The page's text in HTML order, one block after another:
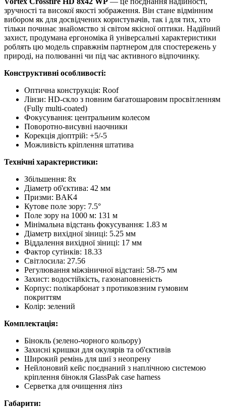
зручності та високої якості зображення. Він стане відмінним
вибором як для досвідчених користувачів, так і для тих, хто
тільки починає знайомство зі світом якісної оптики. Надійний
захист, продумана ергономіка й універсальні характеристики
роблять цю модель справжнім партнером для спостережень у
природі, на полюванні чи під час активного відпочинку.
Конструктивні особливості:
Оптична конструкція: Roof
Лінзи: HD-скло з повним багатошаровим просвітленням
(Fully multi-coated)
Фокусування: центральним колесом
Поворотно-висувні наочники
Корекція діоптрій: +5/-5
Можливість кріплення штатива
Технічні характеристики:
Збільшення: 8x
Діаметр об'єктива: 42 мм
Призми: BAK4
Кутове поле зору: 7.5°
Поле зору на 1000 м: 131 м
Мінімальна відстань фокусування: 1.83 м
Діаметр вихідної зіниці: 5.25 мм
Віддалення вихідної зіниці: 17 мм
Фактор сутінків: 18.33
Світлосила: 27.56
Регулювання міжзіничної відстані: 58-75 мм
Захист: водостійкість, газонаповненість
Корпус: полікарбонат з протиковзним гумовим
покриттям
Колір: зелений
Комплектація:
Бінокль (зелено-чорного кольору)
Захисні кришки для окулярів та об'єктивів
Широкий ремінь для шиї з неопрену
Нейлоновий кейс поєднаний з наплічною системою
кріплення бінокля GlassPak case harness
Серветка для очищення лінз
Габарити: